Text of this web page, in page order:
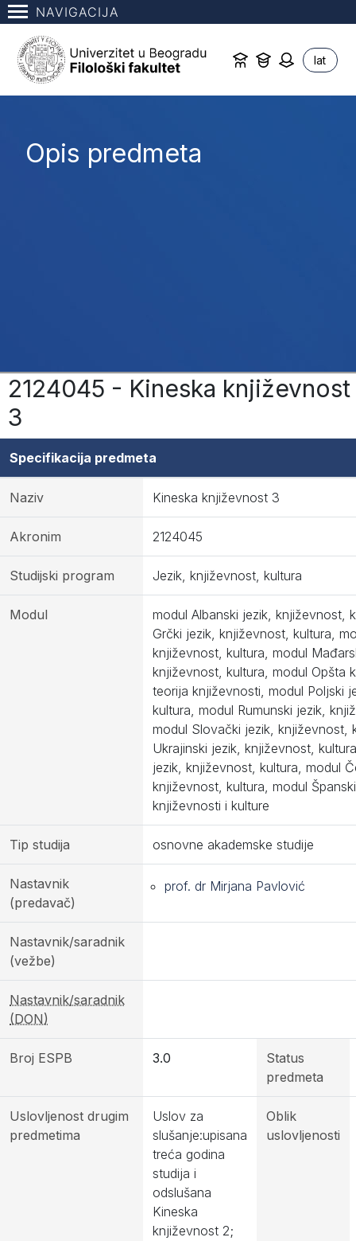
NAVIGACIJA
lat
Opis predmeta
2124045 - Kineska književnost
3
Specifikacija predmeta
Naziv Kineska književnost 3
Akronim 2124045
Studijski program Jezik, književnost, kultura
Modul
modul Albanski jezik, književnost,
Grčki jezik, književnost, kultura,
književnost, kultura, modul
književnost, kultura, modul Opšta
teorija književnosti, modul Poljski
kultura, modul Rumunski jezik,
modul Slovački jezik, književnost,
Ukrajinski jezik, književnost,
jezik, književnost, kultura, modul
književnost, kultura, modul
književnosti i kulture
Tip studija osnovne akademske studije
Nastavnik
(predavač)
prof. dr Mirjana Pavlović
Nastavnik/saradnik
(vežbe)
Nastavnik/saradnik
(DON)
Broj ESPB 3.0
Status
predmeta
Uslovljenost drugim
predmetima
Uslov za
slušanje:upisana
treća godina
studija i
odslušana
Kineska
književnost 2;
Oblik
uslovljenosti